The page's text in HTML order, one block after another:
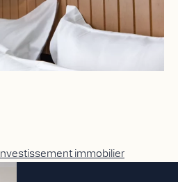
Investissement immobilier